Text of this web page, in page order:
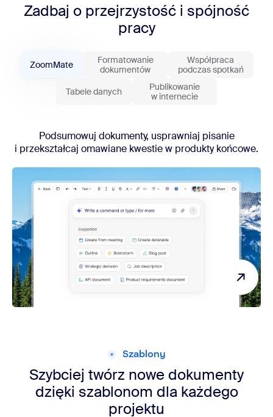
Zadbaj o przejrzystość i spójność
pracy
ZoomMate
Formatowanie
dokumentów
Współpraca
podczas spotkań
Tabele danych
Publikowanie
w internecie
Podsumowuj dokumenty, usprawniaj pisanie
i przekształcaj omawiane kwestie w produkty końcowe.
Szablony
Szybciej twórz nowe dokumenty
dzięki szablonom dla każdego
projektu